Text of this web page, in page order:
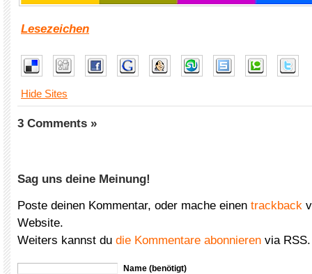
Lesezeichen
Hide Sites
3 Comments »
Sag uns deine Meinung!
Poste deinen Kommentar, oder mache einen trackback
Website.
Weiters kannst du die Kommentare abonnieren via RSS.
Name (benötigt)